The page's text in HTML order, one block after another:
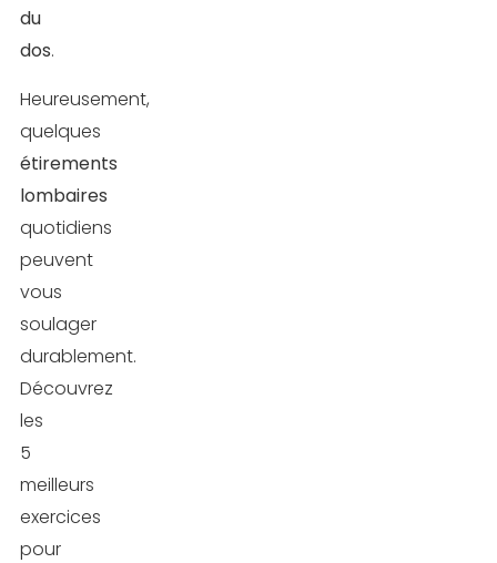
du
dos.
Heureusement,
quelques
étirements
lombaires
quotidiens
peuvent
vous
soulager
durablement.
Découvrez
les
5
meilleurs
exercices
pour